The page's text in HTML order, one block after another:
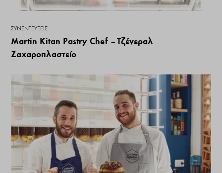
ΣΥΝΕΝΤΕΎΞΕΙΣ
Martin Kitan Pastry Chef – Τζένεραλ
Ζαχαροπλαστείο